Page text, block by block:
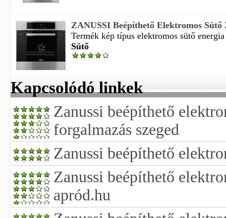
ZANUSSI Beépíthető Elektromos Sütő
Termék kép típus elektromos sütő
Sütő
Kapcsolódó linkek
Zanussi beépíthető
forgalmazás szeged
Zanussi beépíthető
Zanussi beépíthető
apród.hu